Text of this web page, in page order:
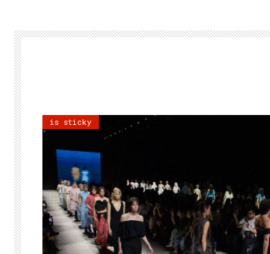
is sticky